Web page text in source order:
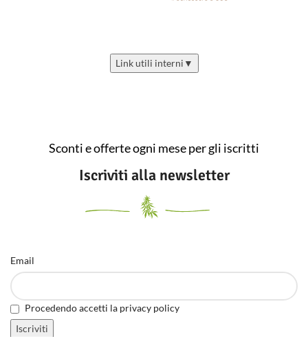
Link utili interni ▼
Sconti e offerte ogni mese per gli iscritti
Iscriviti alla newsletter
Email
Procedendo accetti la privacy policy